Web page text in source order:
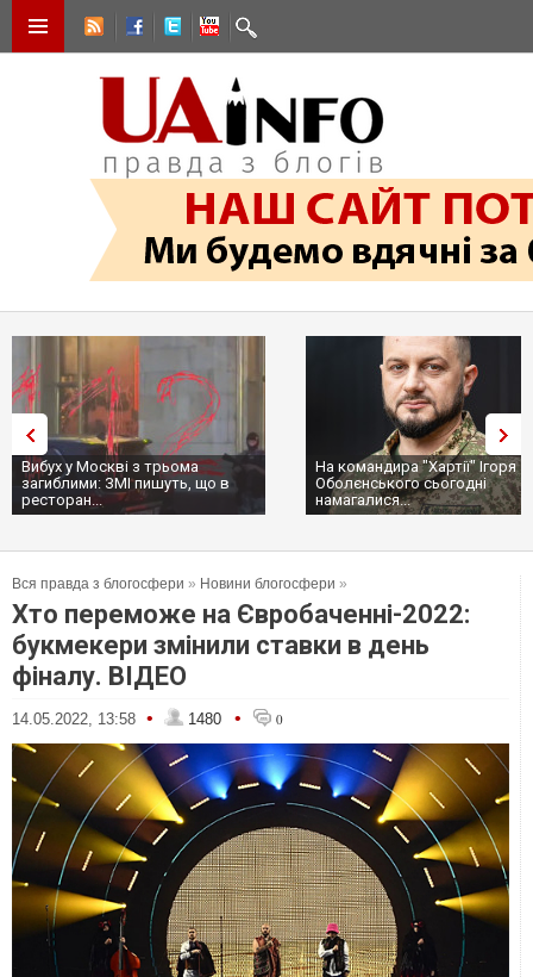
Вибух у Москві з трьома
загиблими: ЗМІ пишуть, що в
ресторан...
На командира "Хартії" Ігоря
Оболєнського сьогодні
намагалися...
Вся правда з блогосфери » Новини блогосфери »
Хто переможе на Євробаченні-2022:
букмекери змінили ставки в день
фіналу. ВІДЕО
14.05.2022, 13:58 • 1480 • 0